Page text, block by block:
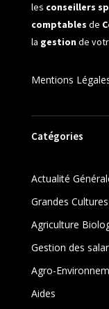
les conseillers
comptables de
la gestionde
Mentions
Catégories
Actualité
Grandes Cultures
Agriculture
Gestion des
Agro-
Aides